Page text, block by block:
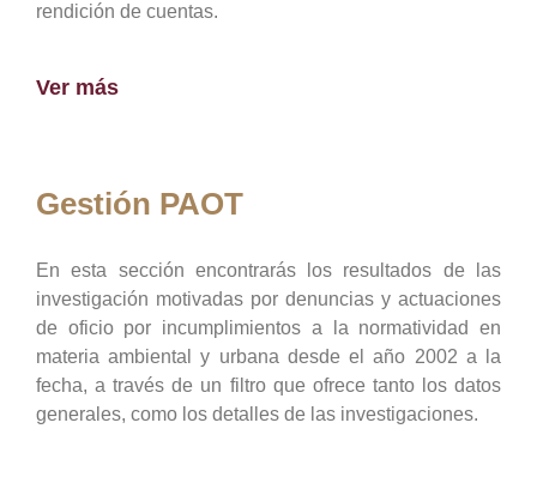
rendición de cuentas.
Ver más
Gestión PAOT
En esta sección encontrarás los resultados de las
investigación motivadas por denuncias y actuaciones
de oficio por incumplimientos a la normatividad en
materia ambiental y urbana desde el año 2002 a la
fecha, a través de un filtro que ofrece tanto los datos
generales, como los detalles de las investigaciones.